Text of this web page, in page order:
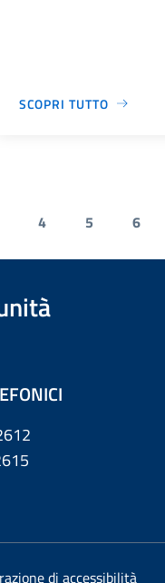
SCOPRI TUTTO
4 5 6
di accessibilità